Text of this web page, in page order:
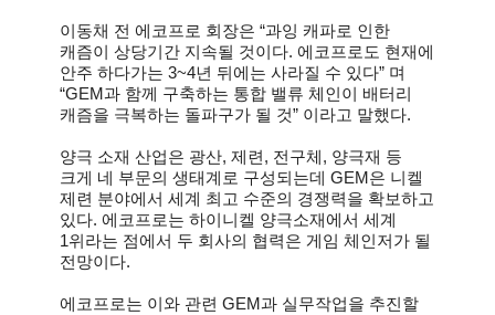
이동채 전 에코프로 회장은 “과잉 캐파로 인한
캐즘이 상당기간 지속될 것이다. 에코프로도 현재에
안주 하다가는 3~4년 뒤에는 사라질 수 있다” 며
“GEM과 함께 구축하는 통합 밸류 체인이 배터리
캐즘을 극복하는 돌파구가 될 것” 이라고 말했다.
양극 소재 산업은 광산, 제련, 전구체, 양극재 등
크게 네 부문의 생태계로 구성되는데 GEM은 니켈
제련 분야에서 세계 최고 수준의 경쟁력을 확보하고
있다. 에코프로는 하이니켈 양극소재에서 세계
1위라는 점에서 두 회사의 협력은 게임 체인저가 될
전망이다.
에코프로는 이와 관련 GEM과 실무작업을 추진할